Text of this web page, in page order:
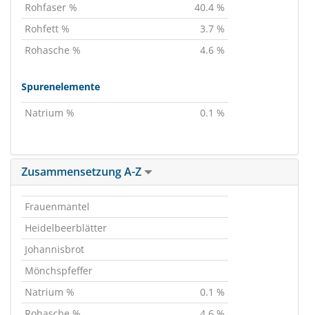
Rohfaser %
40.4 %
Rohfett %
3.7 %
Rohasche %
4.6 %
Spurenelemente
Natrium %
0.1 %
Zusammensetzung A-Z
Frauenmantel
Heidelbeerblätter
Johannisbrot
Mönchspfeffer
Natrium %
0.1 %